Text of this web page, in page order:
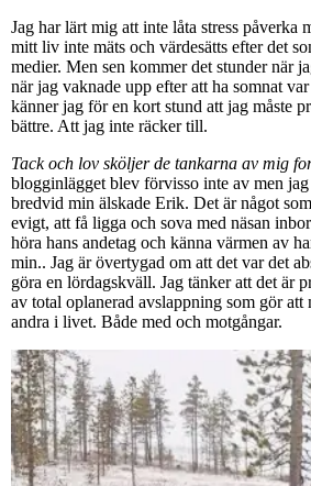
Jag har lärt mig att inte låta stress påverka
mitt liv inte mäts och värdesätts efter det
medier. Men sen kommer det stunder när
när jag vaknade upp efter att ha somnat
känner jag för en kort stund att jag måste
bättre. Att jag inte räcker till.
Tack och lov sköljer de tankarna av mig
blogginlägget blev förvisso inte av men
bredvid min älskade Erik. Det är något
evigt, att få ligga och sova med näsan
höra hans andetag och känna värmen av
min.. Jag är övertygad om att det var det
göra en lördagskväll. Jag tänker att det är
av total oplanerad avslappning som gör att
andra i livet. Både med och motgångar.